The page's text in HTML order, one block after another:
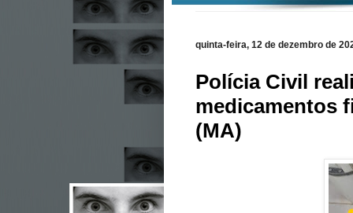
quinta-feira, 12 de dezembro de
Polícia Civil
medicamentos
(MA)